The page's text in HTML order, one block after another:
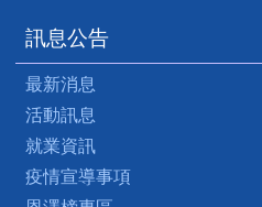
訊息公告
最新消息
活動訊息
就業資訊
疫情宣導事項